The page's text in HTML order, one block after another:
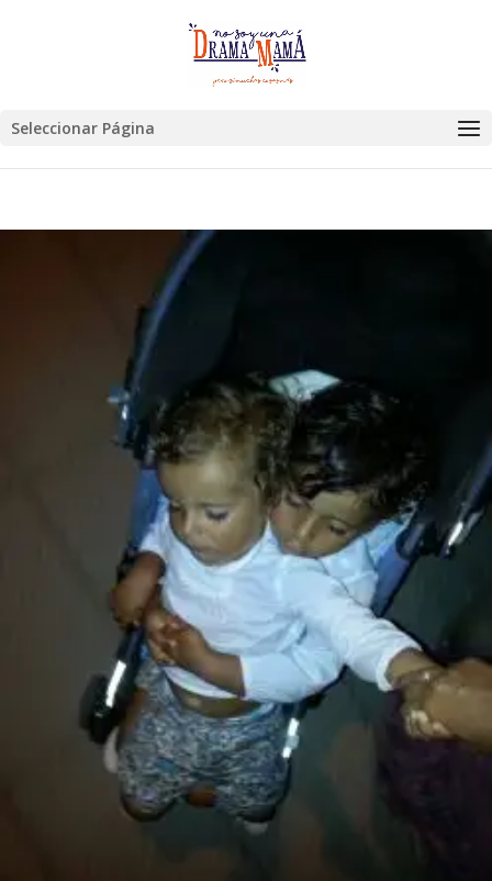
Seleccionar Página